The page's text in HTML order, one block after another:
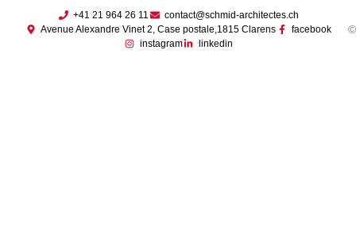
+41 21 964 26 11
contact@schmid-architectes.ch
Avenue Alexandre Vinet 2, Case postale,1815 Clarens
facebook
instagram
linkedin